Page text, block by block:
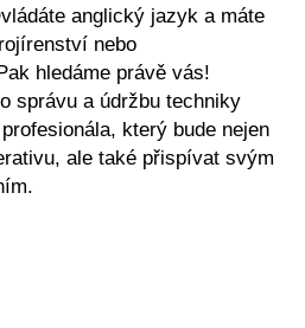
anglický jazyk a máte
nebo
hledáme právě vás!
správu a údržbu techniky
který bude nejen
ale také přispívat svým